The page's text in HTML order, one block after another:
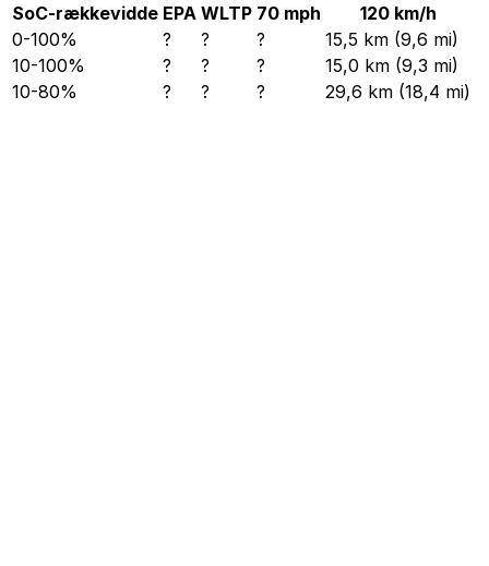
SoC-rækkevidde EPA WLTP 70 mph
120 km/h
0-100%
? ? ?
15,5 km (9,6 mi)
10-100%
? ? ?
15,0 km (9,3 mi)
10-80%
? ? ? 29,6 km (18,4 mi)